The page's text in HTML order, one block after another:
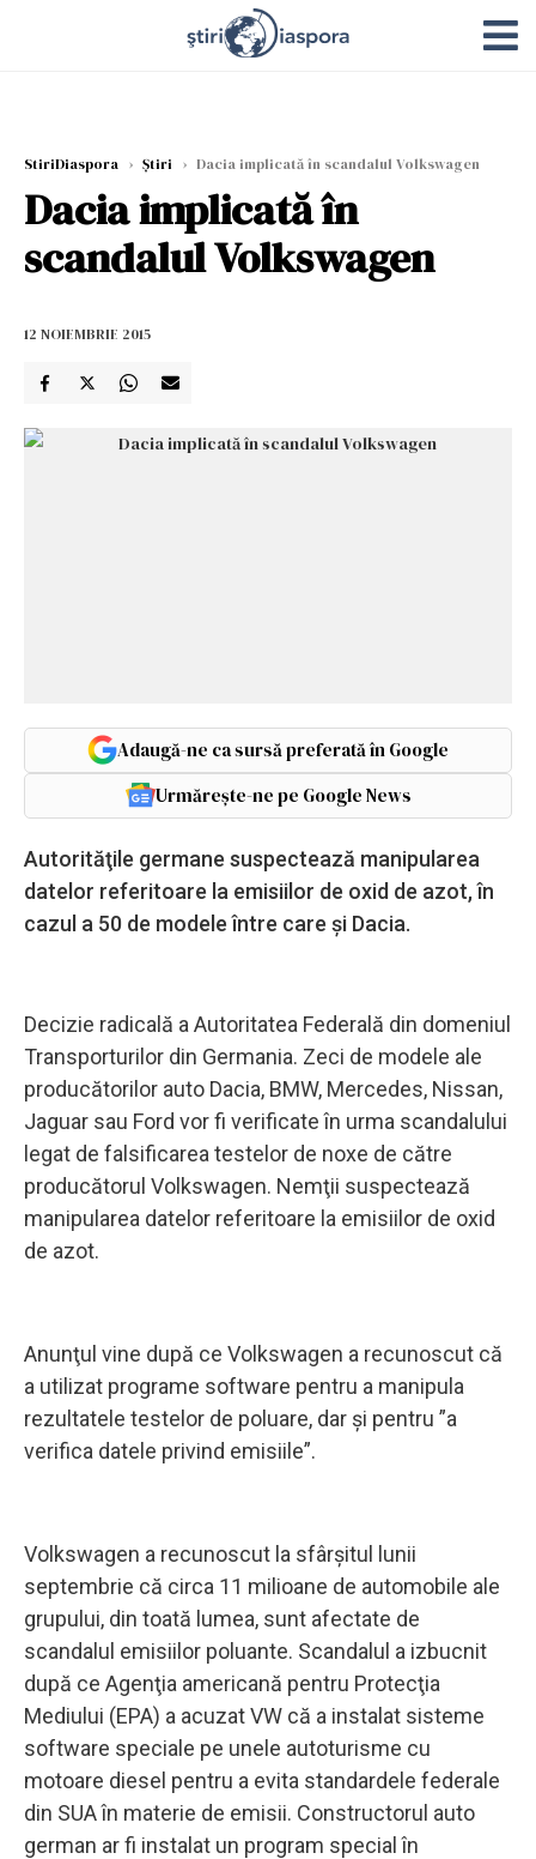
StiriDiaspora › Știri › Dacia implicată în scandalul Volkswagen
Dacia implicată în
scandalul Volkswagen
12 NOIEMBRIE 2015
Adaugă-ne ca sursă preferată în Google
Urmărește-ne pe Google News
Autorităţile germane suspectează manipularea
datelor referitoare la emisiilor de oxid de azot, în
cazul a 50 de modele între care și Dacia.
Decizie radicală a Autoritatea Federală din domeniul
Transporturilor din Germania. Zeci de modele ale
producătorilor auto Dacia, BMW, Mercedes, Nissan,
Jaguar sau Ford vor fi verificate în urma scandalului
legat de falsificarea testelor de noxe de către
producătorul Volkswagen. Nemţii suspectează
manipularea datelor referitoare la emisiilor de oxid
de azot.
Anunţul vine după ce Volkswagen a recunoscut că
a utilizat programe software pentru a manipula
rezultatele testelor de poluare, dar și pentru ”a
verifica datele privind emisiile”.
Volkswagen a recunoscut la sfârşitul lunii
septembrie că circa 11 milioane de automobile ale
grupului, din toată lumea, sunt afectate de
scandalul emisiilor poluante. Scandalul a izbucnit
după ce Agenţia americană pentru Protecţia
Mediului (EPA) a acuzat VW că a instalat sisteme
software speciale pe unele autoturisme cu
motoare diesel pentru a evita standardele federale
din SUA în materie de emisii. Constructorul auto
german ar fi instalat un program special în